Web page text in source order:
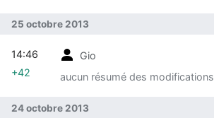
25 octobre 2013
Gio
aucun résumé des modifications
14:46
+42
24 octobre 2013